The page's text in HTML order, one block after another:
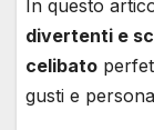
In questo
divertenti e
celibato
gusti e